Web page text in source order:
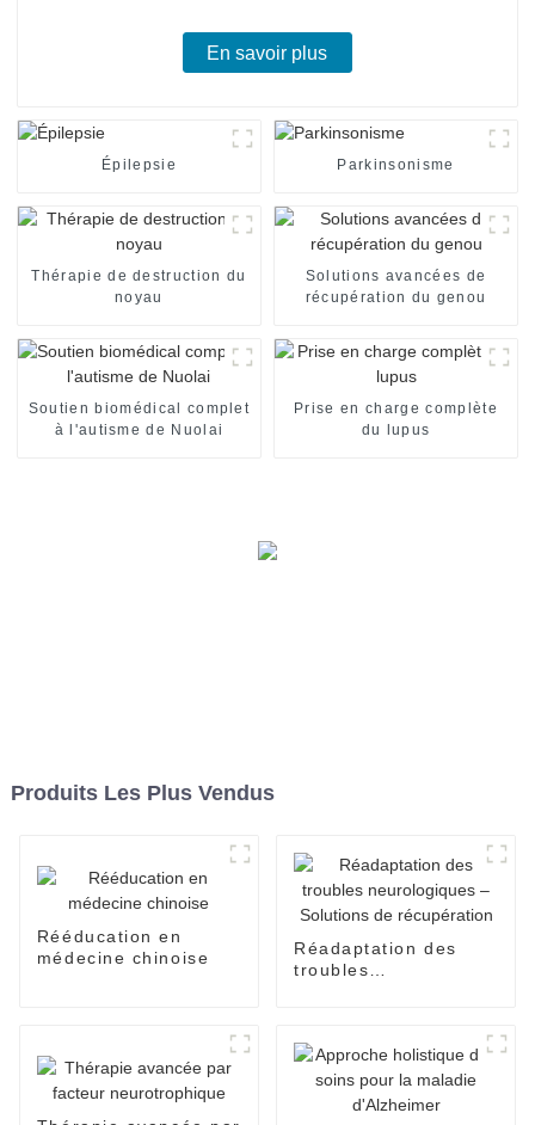
En savoir plus
Épilepsie Parkinsonisme
Thérapie de destruction du
noyau
Solutions avancées de
récupération du genou
Soutien biomédical complet
à l'autisme de Nuolai
Prise en charge complète
du lupus
Produits Les Plus Vendus
Rééducation en
médecine chinoise
Réadaptation des
troubles